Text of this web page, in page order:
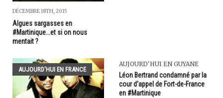
DÉCEMBRE 18TH, 2015
Algues sargasses en
#Martinique...et si on nous
mentait ?
AUJOURD'HUI EN FRANCE
AUJOURD'HUI EN GUYANE
Léon Bertrand condamné par la
cour d'appel de Fort-de-France
en #Martinique